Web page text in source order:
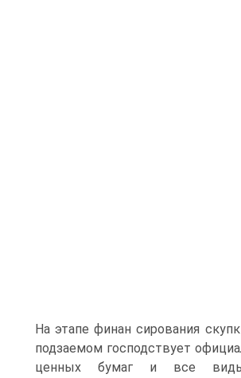
На этапе финан сирования
подзаемом господствует
ценных бумаг и все